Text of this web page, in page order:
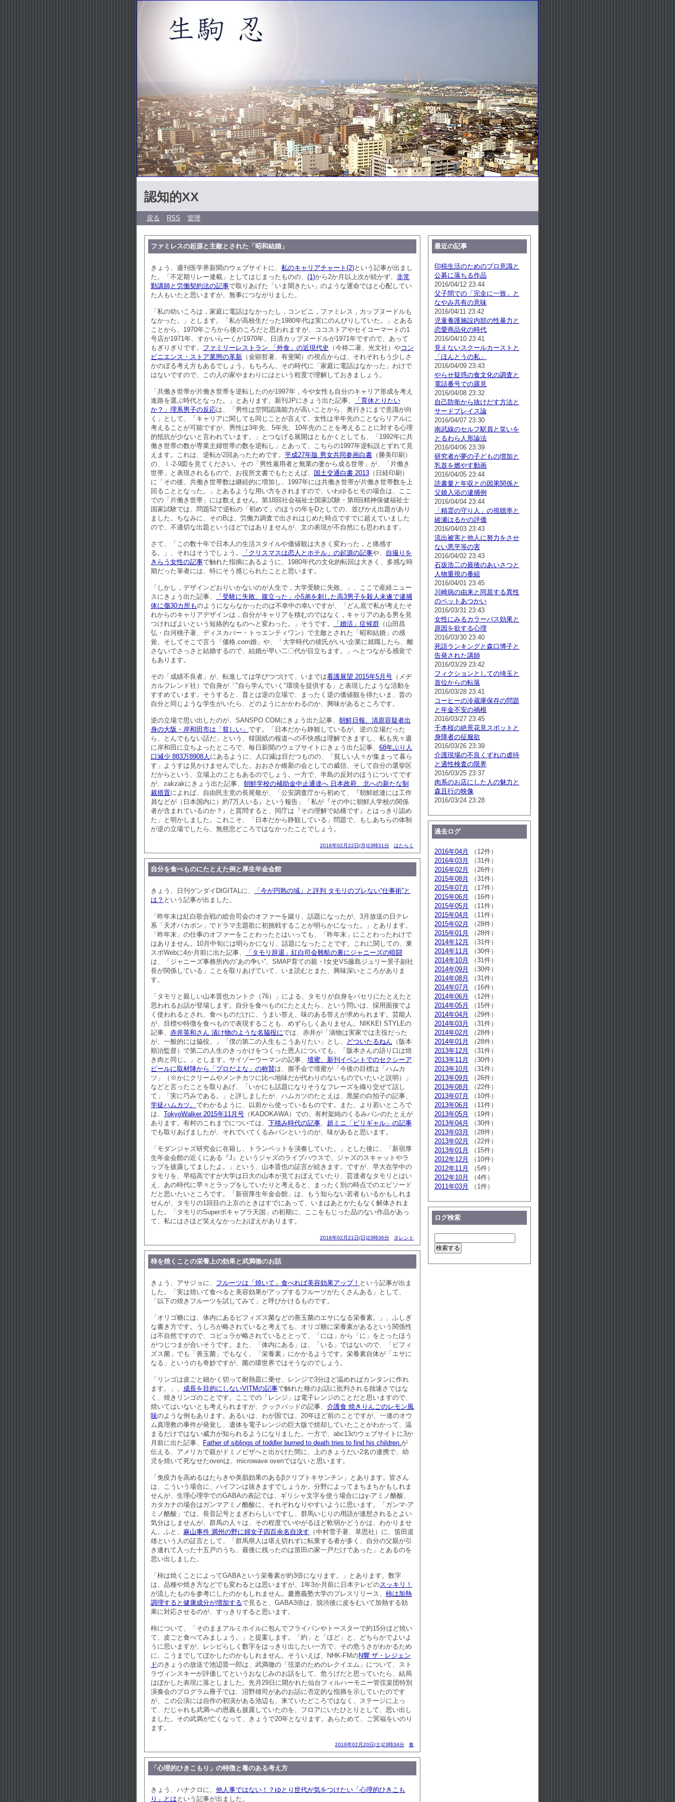
認知的XX
戻る RSS 管理
ファミレスの起源と主敵とされた「昭和結婚」
きょう、週刊医学界新聞のウェブサイトに、 私のキャリアチャート(2)という記事が出まし
た。「不定期リレー連載」としてはじまったものの、 (1)から2か月以上次が続かず、 非常
勤講師と労働契約法の記事で取りあげた「いま聞きたい」のような運命ではと心配してい
た人もいたと思いますが、無事につながりました。
「私の幼いころは，家庭に電話はなかったし，コンビニ，ファミレス，カップヌードルも
なかった。」とします。「私が高校生だった1980年代は実にのんびりしていた。」とある
ことから、1970年ごろから後のころだと思われますが、ココストアやセイコーマートの1
号店が1971年、すかいらーくが1970年、日清カップヌードルが1971年ですので、あって
もぎりぎりです。 ファミリーレストラン 「外食」の近現代史 （今柊二著、光文社）やコン
ビニエンス・ストア業態の革新 （金顕哲著、有斐閣）の視点からは、それぞれもう少しさ
かのぼる考え方もあるでしょう。もちろん、その時代に「家庭に電話はなかった」わけで
はないですので、この人の家やまわりにはという程度で理解しておきましょう。
「共働き世帯が片働き世帯を逆転したのが1997年，今や女性も自分のキャリア形成を考え
進路を選ぶ時代となった。」とあります。新刊JPにきょう出た記事、
「育休とりたい
か？」理系男子の反応は、「男性は空間認識能力が高いことから、奥行きにまで意識が向
く」として、「キャリアに関しても同じことが言えて、女性は半年先のことならリアルに
考えることが可能ですが、男性は3年先、5年先、10年先のことを考えることに対する心理
的抵抗が少ないと言われています。」とつなげる展開はともかくとしても、「1992年に共
働き世帯の数が専業主婦世帯の数を逆転し」とあって、こちらの1997年逆転説とずれて見
えます。これは、逆転が2回あったためです。 平成27年版 男女共同参画白書 （勝美印刷）
の、Ⅰ-2-9図を見てください。その「男性雇用者と無業の妻から成る世帯」が、「片働き
世帯」と表現されるもので、お役所文書でもたとえば、
国土交通白書 2013 （日経印刷）
に「その後、共働き世帯数は継続的に増加し、1997年には共働き世帯が片働き世帯数を上
回ることとなった。」とあるような用い方をされますので、いわゆるヒモの場合は、ここ
での「片働き世帯」には数えません。第18回社会福祉士国家試験・第8回精神保健福祉士
国家試験では、問題52で逆転の「初めて」のほうの年をDとしての、並びかえ出題があり
ました。ちなみに、そのBは、労働力調査で出されはじめた時点ですでに超えていました
ので、不適切な出題というほどではありませんが、文の表現が不自然にも思われます。
さて、「この数十年で日本人の生活スタイルや価値観は大きく変わった，と痛感す
る。」、それはそうでしょう。
「クリスマスは恋人とホテル」の起源の記事や、 自撮りを
きらう女性の記事で触れた指摘にあるように、1980年代の文化的転回は大きく、多感な時
期だった筆者には、特にそう感じられたことと思います。
「しかし，デザインどおりいかないのが人生で，大学受験に失敗。」、ここで産経ニュー
スにきょう出た記事、
「受験に失敗、腹立った」小5弟を刺した高3男子を殺人未遂で逮捕
体に傷30カ所ものようにならなかったのは不幸中の幸いですが、「どん底で私が考えたそ
れからのキャリアデザインは，自分がキャリアを積むのではなく，キャリアのある男を見
つければよいという短絡的なものへと変わった。」そうです。
「婚活」症候群 （山田昌
弘・白河桃子著、ディスカバー・トゥエンティワン）で主敵とされた「昭和結婚」の感
覚、そしてそこで言う「価格.com婚」や、「大学時代の彼氏がいい企業に就職したら、離
さないでさっさと結婚するので、結婚が早い二〇代が目立ちます。」へとつながる感覚で
もあります。
その「成績不良者」が、転進しては学びつづけて、いまでは看護展望 2015年5月号 （メヂ
カルフレンド社）で自身が「"自ら学んでいく"環境を提供する」と表現したような活動を
すすめています。そうすると、昔とは逆の立場で、まったく逆の価値観を得たいま、昔の
自分と同じような学生がいたら、どのようにかかわるのか、興味があるところです。
逆の立場で思い出したのが、SANSPO.COMにきょう出た記事、 朝鮮日報、清原容疑者出
身の大阪・岸和田市は「貧しい」 です。「日本だから静観しているが、逆の立場だった
ら、とんでもない話だ」という、韓国紙の報道への不快感は理解できますし、私も先々週
に岸和田に立ちよったところで、毎日新聞のウェブサイトにきょう出た記事、 68年ぶり人
口減少 883万8908人 にあるように、人口減は目だつものの、「貧しい人々が集まって暮ら
す」ようすは見かけませんでした。おおさか維新の会としての威信、そして自分の選挙区
だからという、立場上のこともあるのでしょう。一方で、半島の反対のほうについてです
が、zakzakにきょう出た記事、 朝鮮学校の補助金中止通達へ 日本政府、北への新たな制
裁措置によれば、自由民主党の長尾敬が、「公安調査庁から初めて、『朝鮮総連には工作
員などが（日本国内に）約7万人いる』という報告」「私が『その中に朝鮮人学校の関係
者が含まれているのか？』と質問すると、同庁は『その理解で結構です』とはっきり認め
た」と明かしました。これこそ、「日本だから静観している」問題で、もしあちらの体制
が逆の立場でしたら、無慈悲どころではなかったことでしょう。
2016年02月22日(月)23時31分 はたらく
自分を食べものにたとえた例と厚生年金会館
きょう、日刊ゲンダイDIGITALに、
「今が円熟の域」と評判 タモリのブレない“仕事術”と
は？ という記事が出ました。
「昨年末は紅白歌合戦の総合司会のオファーを蹴り、話題になったが、3月放送の日テレ
系「天才バカボン」でドラマ主題歌に初挑戦することが明らかになった。」とあります。
「昨年末」の仕事のオファーをことわったとはいっても、「昨年末」にことわったわけで
はありません。10月中旬には明らかになり、話題になったことです。これに関しての、東
スポWebに4か月前に出た記事、
「タモリ辞退」紅白司会難航の裏にジャニーズの暗闘
は、「ジャニーズ事務所内の“あの争い”、SMAP育ての親・I女史VS藤島ジュリー景子副社
長が関係している」ことを取りあげていて、いま読むとまた、興味深いところがありま
す。
「タモリと親しい山本晋也カントク（76）」による、タモリが自身をパセリにたとえたと
思われるお話が登場します。自分を食べものにたとえたら、という問いは、採用面接でよ
く使われるとされ、食べものだけに、うまい答え、味のある答えが求められます。芸能人
が、目標や特徴を食べもので表現することも、めずらしくありません。NIKKEI STYLEの
記事、 赤井英和さん 漬け物のような名脇役にでは、赤井が「漬物は実家では主役だった
が、一般的には脇役。」「僕の第二の人生もこうありたい」とし、
どついたるねん （阪本
順治監督）で第二の人生のきっかけをつくった恩人についても、「阪本さんの語り口は焼
き肉と同じ。」とします。サイゾーウーマンの記事、 壇蜜、新刊イベントでのセクシーア
ピールに取材陣から「プロだよな」の称賛は、握手会で壇蜜が「今後の目標は「ハムカ
ツ」（※かにクリームやメンチカツに比べ地味だが代わりのないものでいたいと説明）」
などと言ったことを取りあげ、「いかにも話題になりそうなフレーズを織り交ぜて話し
て」「実に巧みである。」と評しましたが、ハムカツのたとえは、黒髪の白拍子の記事、
学徒ハムカツ。 でわかるように、以前から使っているものです。また、より若いところで
は、 TokyoWalker 2015年11月号 （KADOKAWA）での、有村架純のくるみパンのたとえが
あります。有村のこれまでについては、 下積み時代の記事、 超ミニ「ビリギャル」の記事
でも取りあげましたが、それでいてくるみパンというのが、味があると思います。
「モダンジャズ研究会に在籍し、トランペットを演奏していた。」とした後に、「新宿厚
生年金会館の近くにある『J』というジャズのライブハウスで、ジャズのスキャットやラ
ップを披露してましたよ。」という、山本晋也の証言が続きます。ですが、早大在学中の
タモリを、早稲高ですが大学は日大の山本が見ておぼえていたり、芸達者なタモリとはい
え、あの時代に早々とラップをしていたりと考えると、まったく別の時点でのエピソード
だと思いたいところです。「新宿厚生年金会館」は、もう知らない若者もいるかもしれま
せんが、タモリの1回目の上京のときはすでにあって、いまはあとかたもなく解体されま
した。「タモリのSuperボキャブラ天国」の初期に、ここをもじった品のない作品があっ
て、私にはさほど笑えなかったおぼえがあります。
2016年02月21日(日)23時36分 タレント
柿を焼くことの栄養上の効果と武満徹のお話
きょう、アサジョに、 フルーツは「焼いて」食べれば美容効果アップ！ という記事が出ま
した。「実は焼いて食べると美容効果がアップするフルーツがたくさんある」として、
「以下の焼きフルーツを試してみて」と呼びかけるものです。
「オリゴ糖には、体内にあるビフィズス菌などの善玉菌のエサになる栄養素。」、ふしぎ
な書き方です。うしろが略されていると考えても、オリゴ糖に栄養素があるという関係性
は不自然ですので、コピュラが略されているととって、「には」から「に」をとったほう
がつじつまが合いそうです。また、「体内にある」は、「いる」ではないので、「ビフィ
ズス菌」でも「善玉菌」でもなく、「栄養素」にかかるようです。栄養素自体が「エサに
なる」というのも奇妙ですが、菌の環世界ではそうなのでしょう。
「リンゴは皮ごと細かく切って耐熱皿に乗せ、レンジで3分ほど温めればカンタンに作れ
ます。」、 成長を目的にしないVITMの記事で触れた種のお話に批判される拙速さではな
く、焼きリンゴのことです。ここでの「レンジ」は電子レンジのことだと思いますので、
焼いてはいないとも考えられますが、クックパッドの記事、 介護食 焼きりんごのレモン風
味のような例もあります。あるいは、わが国では、20年ほど前のことですが、一連のオウ
ム真理教の事件が発覚し、遺体を電子レンジの巨大版で焼却していたことがわかって、温
まるだけではない威力が知られるようになりました。一方で、abc13のウェブサイトに3か
月前に出た記事、
Father of siblings of toddler burned to death tries to find his children.が
伝える、アメリカで親がドミノピザへと出かけた間に、上のきょうだい2名の連携で、幼
児を焼いて死なせたovenは、microwave ovenではないと思います。
「免疫力を高めるはたらきや美肌効果のあるβクリプトキサンチン」とあります。皆さん
は、こういう場合に、ハイフンは抜きますでしょうか。分野によってまちまちかもしれま
せんが、生理心理学でのGABAの表記では、ギリシャ文字を使う場合にはγ-アミノ酪酸、
カタカナの場合はガンマアミノ酪酸に、それぞれなりやすいように思います。「ガンマ-ア
ミノ酪酸」では、長音記号とまぎわらしいですし、群馬いじりの用語が連想されるとよい
気分はしませんが、群馬の人々は、その程度でいやがるほど軟弱かどうかは、わかりませ
ん。ふと、 麻山事件 満州の野に婦女子四百余名自決す （中村雪子著、草思社）に、笛田道
雄という人の証言として、「群馬県人は堪え切れずに転業する者が多く、自分の父親が引
き連れて入った十五戸のうち、最後に残ったのは笛田の家一戸だけであった」とあるのを
思い出しました。
「柿は焼くことによってGABAという栄養素が約3倍になります。」とあります。数字
は、品種や焼き方などでも変わるとは思いますが、1年3か月前に日本テレビのスッキリ！
が流したものを参考にしたのかもしれません。慶應義塾大学のプレスリリース、 柿は加熱
調理すると健康成分が増加するで見ると、GABA3倍は、脱渋後に皮をむいて加熱する効
果に対応させるのが、すっきりすると思います。
柿について、「そのままアルミホイルに包んでフライパンやトースターで約15分ほど焼い
て、皮ごと食べてみましょう。」と提案します。「約」と「ほど」と、どちらかでよいよ
うに思いますが、レシピらしく数字をはっきり出したい一方で、その危うさがわかるため
に、こうまでしてぼかしたのかもしれません。そういえば、NHK-FMのN響 ザ・レジェン
ドのきょうの放送で池辺晋一郎は、武満徹の「弦楽のためのレクイエム」について、スト
ラヴィンスキーが評価してというおなじみのお話をして、危うげだと思っていたら、結局
はぼかした表現に落としました。先月29日に開かれた仙台フィルハーモニー管弦楽団特別
演奏会のプログラム冊子では、沼野雄司があのお話に否定的な指摘を示していたのです
が、この公演には自作の初演がある池辺も、来ていたどころではなく、ステージに上っ
て、だじゃれも武満への恩義も披露していたのを、フロアにいたひとりとして、思い出し
ました。その武満が亡くなって、きょうで20年となります。あらためて、ご冥福をいのり
ます。
2016年02月20日(土)23時34分 食
「心理的ひきこもり」の特徴と毒のある考え方
きょう、ハナクロに、 他人事ではない！？ゆとり世代が気をつけたい「心理的ひきこも
り」とは という記事が出ました。
最近の記事
印税生活のためのプロ意識と
公募に落ちる作品
2016/04/12 23:44
父子間での「完全に一致」と
なやみ共有の意味
2016/04/11 23:42
児童養護施設内部の性暴力と
恋愛商品化の時代
2016/04/10 23:41
見えないスクールカーストと
「ほんとうの私」
2016/04/09 23:43
やらせ疑惑の食文化の調査と
電話番号での露見
2016/04/08 23:32
自己防衛から抜けだす方法と
サードプレイス論
2016/04/07 23:30
南武線のセルフ駅員と笑いを
とるわら人形論法
2016/04/06 23:39
研究者が夢の子どもの増加と
乳首を燃やす動画
2016/04/05 23:44
読書量と年収との因果関係と
父娘入浴の逮捕例
2016/04/04 23:44
「精霊の守り人」の視聴率と
綾瀬はるかの評価
2016/04/03 23:43
流出被害と他人に努力をさせ
ない悪平等の害
2016/04/02 23:43
石坂浩二の最後のあいさつと
人物重視の番組
2016/04/01 23:45
川崎病の由来と同居する異性
のペットあつかい
2016/03/31 23:43
女性にみるカラーバス効果と
原因を欲する心理
2016/03/30 23:40
死語ランキングと森口博子と
告発された講師
2016/03/29 23:42
フィクションとしての埼玉と
首位からの転落
2016/03/28 23:41
コーヒーの冷蔵庫保存の問題
と年金不安の禍根
2016/03/27 23:45
千本桜の絶景花見スポットと
身障者の征服欲
2016/03/26 23:39
介護現場の不良くずれの虐待
と適性検査の限界
2016/03/25 23:37
肉系のお店にした人の魅力と
森且行の映像
2016/03/24 23:28
過去ログ
2016年04月
（12件）
2016年03月
（31件）
2016年02月
（26件）
2015年08月
（31件）
2015年07月
（17件）
2015年06月
（16件）
2015年05月
（11件）
2015年04月
（11件）
2015年02月
（28件）
2015年01月
（28件）
2014年12月
（31件）
2014年11月
（30件）
2014年10月
（31件）
2014年09月
（30件）
2014年08月
（31件）
2014年07月
（16件）
2014年06月
（12件）
2014年05月
（15件）
2014年04月
（29件）
2014年03月
（31件）
2014年02月
（28件）
2014年01月
（28件）
2013年12月
（31件）
2013年11月
（30件）
2013年10月
（31件）
2013年09月
（26件）
2013年08月
（22件）
2013年07月
（10件）
2013年06月
（11件）
2013年05月
（19件）
2013年04月
（30件）
2013年03月
（28件）
2013年02月
（22件）
2013年01月
（15件）
2012年12月
（10件）
2012年11月
（5件）
2012年10月
（4件）
2011年03月
（1件）
ログ検索